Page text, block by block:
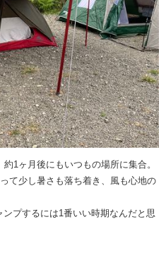
1ヶ月後にもいつもの場所に集合。
て少し暑さも落ち着き、風も心地の
プするには1番いい時期なんだと思